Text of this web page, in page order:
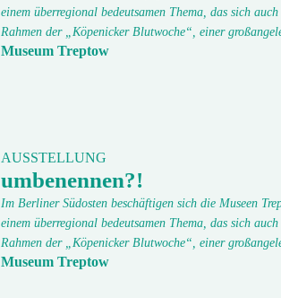
einem überregional bedeutsamen Thema, das sich
Rahmen der „Köpenicker Blutwoche“, einer
Museum Treptow
AUSSTELLUNG
umbenennen?!
Im Berliner Südosten beschäftigen sich die Museen
einem überregional bedeutsamen Thema, das sich
Rahmen der „Köpenicker Blutwoche“, einer
Museum Treptow